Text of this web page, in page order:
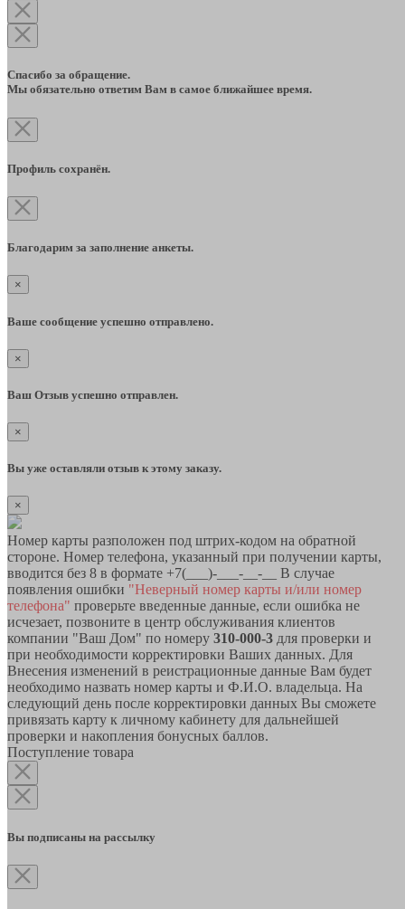
Спасибо за обращение.
Мы обязательно ответим Вам в самое ближайшее время.
Профиль сохранён.
Благодарим за заполнение анкеты.
×
Ваше сообщение успешно отправлено.
×
Ваш Отзыв успешно отправлен.
×
Вы уже оставляли отзыв к этому заказу.
×
Номер карты разположен под штрих-кодом на обратной
стороне. Номер телефона, указанный при получении карты,
вводится без 8 в формате +7(___)-___-__-__ В случае
появления ошибки "Неверный номер карты и/или номер
телефона" проверьте введенные данные, если ошибка не
исчезает, позвоните в центр обслуживания клиентов
компании "Ваш Дом" по номеру 310-000-3 для проверки и
при необходимости корректировки Ваших данных. Для
Внесения изменений в реистрационные данные Вам будет
необходимо назвать номер карты и Ф.И.О. владельца. На
следующий день после корректировки данных Вы сможете
привязать карту к личному кабинету для дальнейшей
проверки и накопления бонусных баллов.
Поступление товара
Вы подписаны на рассылку